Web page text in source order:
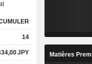
14
JPY Matières